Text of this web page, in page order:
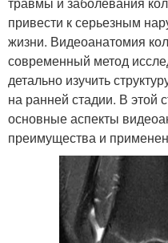
привести к серьезным
жизни. Видеоанатомия
современный метод
детально изучить
на ранней стадии. В этой
основные аспекты
преимущества и